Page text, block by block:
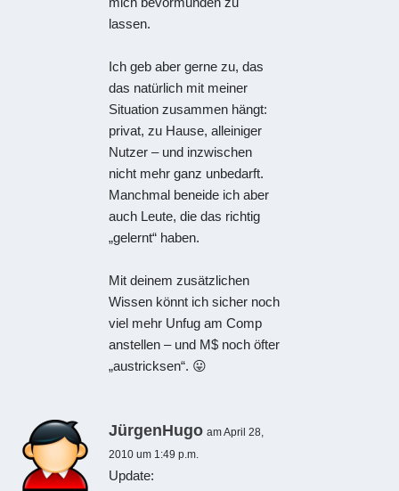
lassen.
Ich geb aber gerne zu, das
das natürlich mit meiner
Situation zusammen hängt:
privat, zu Hause, alleiniger
Nutzer – und inzwischen
nicht mehr ganz unbedarft.
Manchmal beneide ich aber
auch Leute, die das richtig
„gelernt“ haben.
Mit deinem zusätzlichen
Wissen könnt ich sicher noch
viel mehr Unfug am Comp
anstellen – und M$ noch öfter
„austricksen“. 😛
JürgenHugo am April 28,
2010 um 1:49 p.m.
Update: